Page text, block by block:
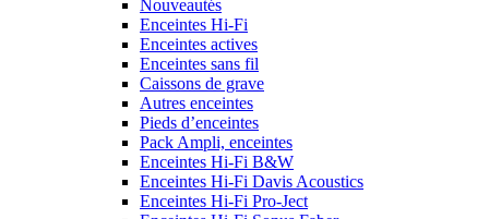
Nouveautés
Enceintes Hi-Fi
Enceintes actives
Enceintes sans fil
Caissons de grave
Autres enceintes
Pieds d’enceintes
Pack Ampli, enceintes
Enceintes Hi-Fi B&W
Enceintes Hi-Fi Davis Acoustics
Enceintes Hi-Fi Pro-Ject